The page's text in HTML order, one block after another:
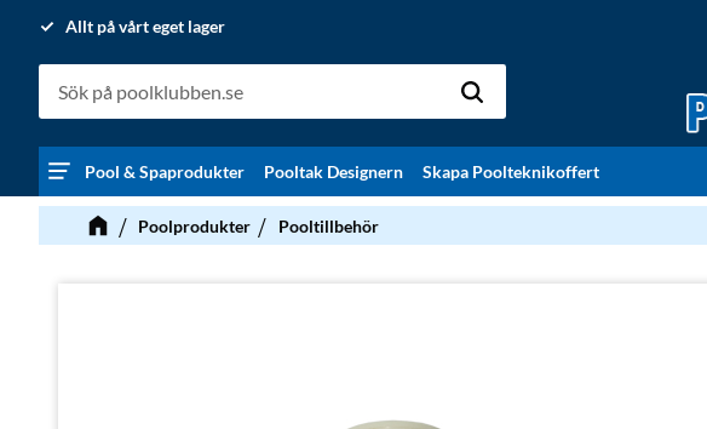
Allt på vårt eget lager
Pool & Spaprodukter Pooltak Designern Skapa Poolteknikoffert
Poolprodukter Pooltillbehör